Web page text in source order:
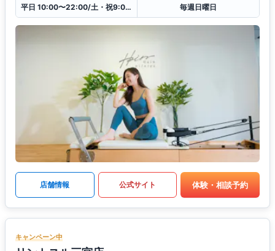
平日 10:00〜22:00/土・祝9:00〜19:00
毎週日曜日
店舗情報 公式サイト 体験・相談予約
キャンペーン中